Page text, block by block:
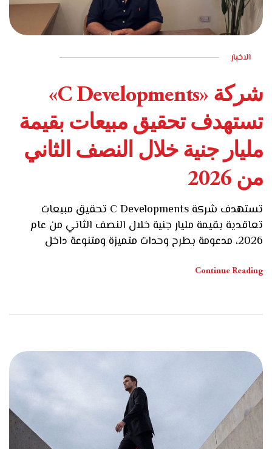
الاخبار
شركة «C Developments»
تستهدف تحقيق مبيعات بقيمة
مليار جنية خلال النصف الثاني
من 2026
تستهدف شركة C Developments تحقيق مبيعات
تعاقدية بقيمة مليار جنية خلال النصف الثاني من عام
2026، مدعومة بطرح وحدات متميزة ومتنوعة داخل
العملاء على مشروعات الشركة. من جانبه قال الأستاذ/
Continue Reading